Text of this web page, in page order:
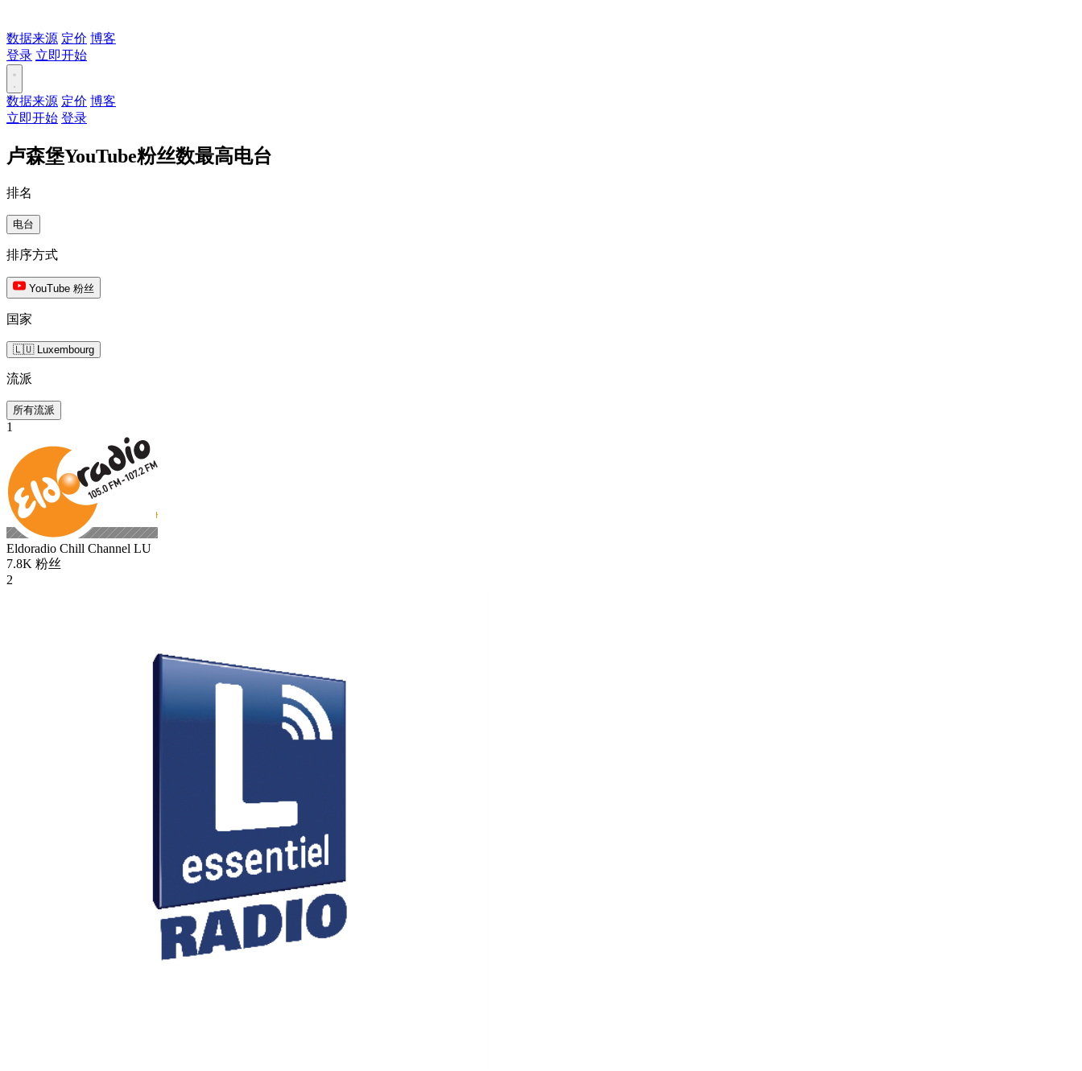
数据来源 定价 博客
登录 立即开始
数据来源 定价 博客
立即开始 登录
卢森堡YouTube粉丝数最高电台
排名
电台
排序方式
YouTube 粉丝
国家
🇱🇺 Luxembourg
流派
所有流派
1
Eldoradio Chill Channel LU
7.8K 粉丝
2